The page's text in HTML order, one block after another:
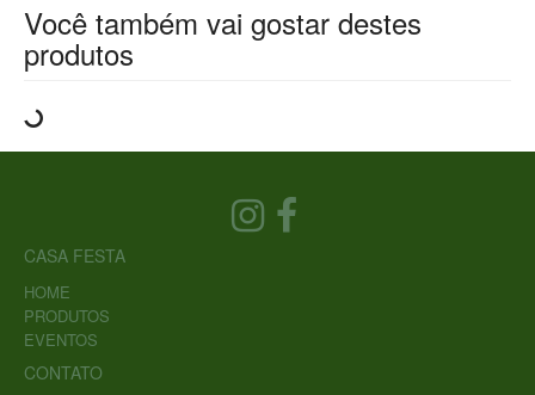
Você também vai gostar destes
produtos
CASA FESTA
HOME
PRODUTOS
EVENTOS
CONTATO